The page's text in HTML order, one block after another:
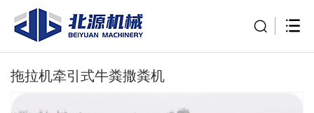
拖拉机牵引式牛粪撒粪机